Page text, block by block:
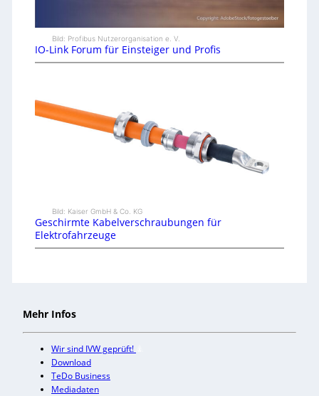
Bild: Profibus Nutzerorganisation e. V.
IO-Link Forum für Einsteiger und Profis
Bild: Kaiser GmbH & Co. KG
Geschirmte Kabelverschraubungen für
Elektrofahrzeuge
Mehr Infos
Wir sind IVW geprüft!
Download
TeDo Business
Mediadaten